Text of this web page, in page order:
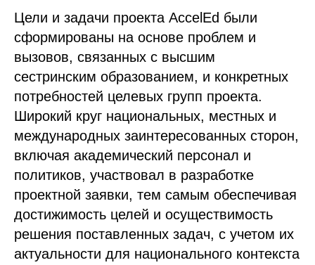
Цели и задачи проекта AccelEd были
сформированы на основе проблем и
вызовов, связанных с высшим
сестринским образованием, и конкретных
потребностей целевых групп проекта.
Широкий круг национальных, местных и
международных заинтересованных сторон,
включая академический персонал и
политиков, участвовал в разработке
проектной заявки, тем самым обеспечивая
достижимость целей и осуществимость
решения поставленных задач, с учетом их
актуальности для национального контекста